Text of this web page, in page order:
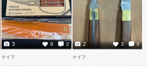
8 2
3 3 0
2
ナイフ ナイフ